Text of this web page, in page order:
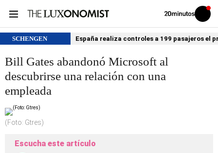
Volver
Iniciar
sesión
SCHENGEN España realiza controles a 199 pasajeros el
Bill Gates abandonó Microsoft al
descubrirse una relación con una
empleada
(Foto: Gtres)
Escucha este artículo